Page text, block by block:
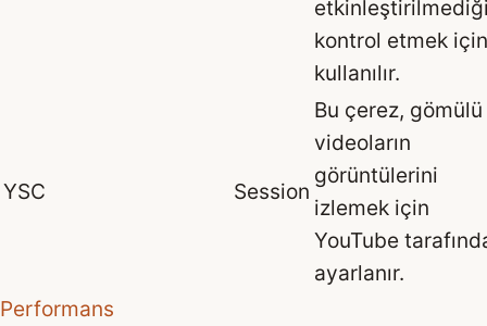
kontrol etmek için
kullanılır.
YSC Session
Bu çerez, gömülü
videoların
görüntülerini
izlemek için
YouTube
ayarlanır.
Performans